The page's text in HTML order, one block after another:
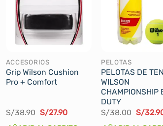
ACCESORIOS
Grip Wilson Cushion
Pro + Comfort
S/38.90 El
precio
S/27.90El
PELOTAS
PELOTAS DE
WILSON
CHAMPIONSHIP
DUTY
S/38.00 El
precio
S/